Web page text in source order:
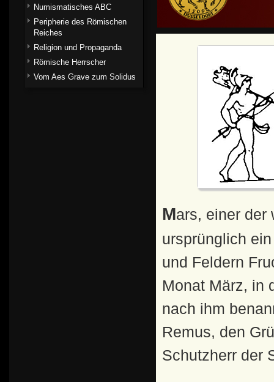
Mars, einer der wichtigsten römischen Götter, war
ursprünglich
und Feldern
Monat März, in
nach ihm
Remus, den
Schutzherr der
Numismatisches ABC
Peripherie des Römischen
Reiches
Religion und Propaganda
Römische Herrscher
Vom Aes Grave zum Solidus